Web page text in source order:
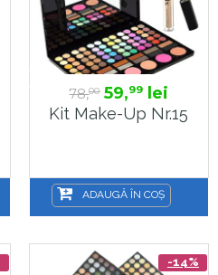
78,00 59,99 lei
Kit Make-Up Nr.15
ADAUGĂ ÎN COȘ
-14%